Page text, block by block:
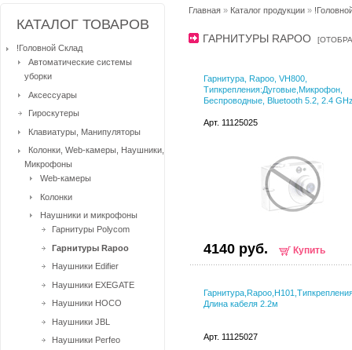
Главная » Каталог продукции »
ГАРНИТУРЫ RAPOO [
Гарнитура, Rapoo, VH800,
Типкрепления:Дуговые,Микрофон,
Беспроводные, Bluetooth 5.2, 2.4
Арт. 11125025
4140 руб. Купить
Длина кабеля 2.2м
Арт. 11125027
КАТАЛОГ ТОВАРОВ
!Головной Склад
Автоматические системы
уборки
Аксессуары
Гироскутеры
Клавиатуры, Манипуляторы
Колонки, Web-камеры, Наушники,
Микрофоны
Web-камеры
Колонки
Наушники и микрофоны
Гарнитуры Polycom
Гарнитуры Rapoo
Наушники Edifier
Наушники EXEGATE
Наушники HOCO
Наушники JBL
Наушники Perfeo